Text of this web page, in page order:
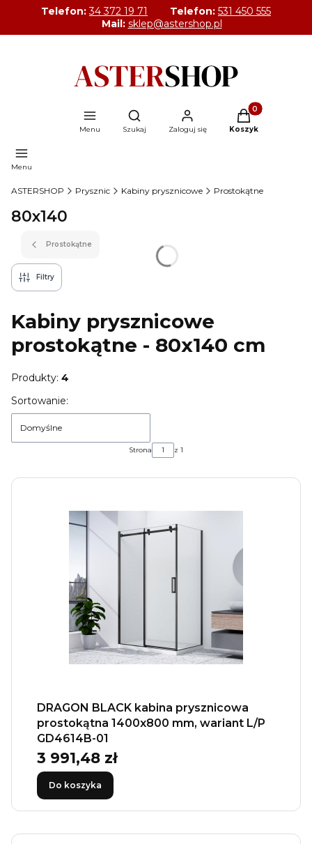
Telefon: 34 372 19 71 Telefon: 531 450 555
Mail: sklep@astershop.pl
Menu
Otwórz wyszukiwarkę
Szukaj Zaloguj się
Produkty w
Koszyk
Menu
ASTERSHOP Prysznic Kabiny prysznicowe Prostokątne
80x140
Prostokątne
Filtry
Kabiny prysznicowe
prostokątne - 80x140 cm
Produkty: 4
Lista produktów
Sortowanie:
Domyślne
Strona z 1
DRAGON BLACK kabina prysznicowa
prostokątna 1400x800 mm, wariant L/P
GD4614B-01
Cena
3 991,48 zł
Do koszyka